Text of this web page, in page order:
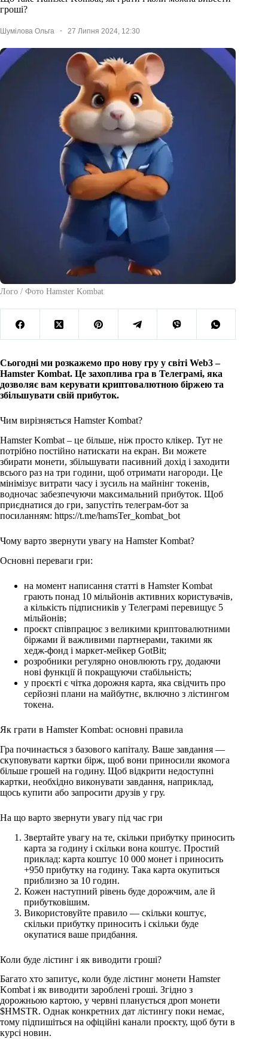
гроші?
Шумілова Ольга 27 Липня 2024, 12:30
Лого / Фото Hamster Kombat
Сьогодні ми розкажемо про нову гру у світі Web3 –
Hamster Kombat. Це захоплива гра в Телеграмі, яка
дозволяє вам керувати криптовалютною біржею та
збільшувати свій прибуток.
Чим вирізняється Hamster Kombat?
Hamster Kombat – це більше, ніж просто клікер. Тут не
потрібно постійно натискати на екран. Ви можете
збирати монети, збільшувати пасивний дохід і заходити
всього раз на три години, щоб отримати нагороди. Це
мінімізує витрати часу і зусиль на майнінг токенів,
водночас забезпечуючи максимальний прибуток. Щоб
приєднатися до гри, запустіть телеграм-бот за
посиланням: https://t.me/hamsTer_kombat_bot
Чому варто звернути увагу на Hamster Kombat?
Основні переваги гри:
на момент написання статті в Hamster Kombat
грають понад 10 мільйонів активних користувачів,
а кількість підписників у Телеграмі перевищує 5
мільйонів;
проєкт співпрацює з великими криптовалютними
біржами й важливими партнерами, такими як
хедж-фонд і маркет-мейкер GotBit;
розробники регулярно оновлюють гру, додаючи
нові функції й покращуючи стабільність;
у проєкті є чітка дорожня карта, яка свідчить про
серйозні плани на майбутнє, включно з лістингом
токена.
Як грати в Hamster Kombat: основні правила
Гра починається з базового капіталу. Ваше завдання —
скуповувати картки бірж, щоб вони приносили якомога
більше грошей на годину. Щоб відкрити недоступні
картки, необхідно виконувати завдання, наприклад,
щось купити або запросити друзів у гру.
На що варто звернути увагу під час гри
Звертайте увагу на те, скільки прибутку приносить
карта за годину і скільки вона коштує. Простий
приклад: карта коштує 10 000 монет і приносить
+950 прибутку на годину. Така карта окупиться
приблизно за 10 годин.
Кожен наступний рівень буде дорожчим, але й
прибутковішим.
Використовуйте правило — скільки коштує,
скільки прибутку приносить і скільки буде
окупатися ваше придбання.
Коли буде лістинг і як виводити гроші?
Багато хто запитує, коли буде лістинг монети Hamster
Kombat і як виводити зароблені гроші. Згідно з
дорожньою картою, у червні планується дроп монети
$HMSTR. Однак конкретних дат лістингу поки немає,
тому підпишіться на офіційні канали проєкту, щоб бути в
курсі новин.